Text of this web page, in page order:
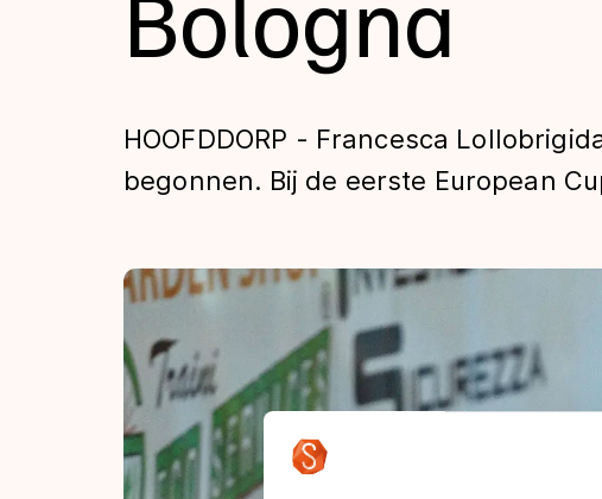
Tijden & historie
De weg op
Olympische Spelen
HOOFDDORP - Francesca
begonnen. Bij de eerste European